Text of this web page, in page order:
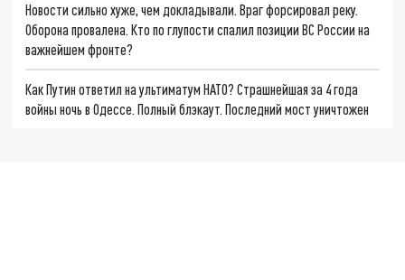
Новости сильно хуже, чем докладывали. Враг форсировал реку.
Оборона провалена. Кто по глупости спалил позиции ВС России на
важнейшем фронте?
Как Путин ответил на ультиматум НАТО? Страшнейшая за 4 года
войны ночь в Одессе. Полный блэкаут. Последний мост уничтожен